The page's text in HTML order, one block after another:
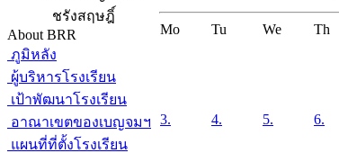
ชรังสฤษฎิ์
About BRR
ภูมิหลัง
ผู้บริหารโรงเรียน
เป้าพัฒนาโรงเรียน
อาณาเขตของเบญจมฯ
แผนที่ที่ตั้งโรงเรียน
Mo Tu We Th
3. 4. 5. 6.